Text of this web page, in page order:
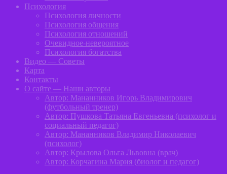
Психология
Психология личности
Психология общения
Психология отношений
Очевидное-невероятное
Психология богатства
Видео — Советы
Карта
Контакты
О сайте — Наши авторы
Автор: Мананников Игорь Владимирович
(футбольный тренер)
Автор: Пушкова Татьяна Евгеньевна (психолог и
социальный педагог)
Автор: Мананников Владимир Николаевич
(психолог)
Автор: Крылова Ольга Львовна (врач)
Автор: Корчагина Мария (биолог и педагог)